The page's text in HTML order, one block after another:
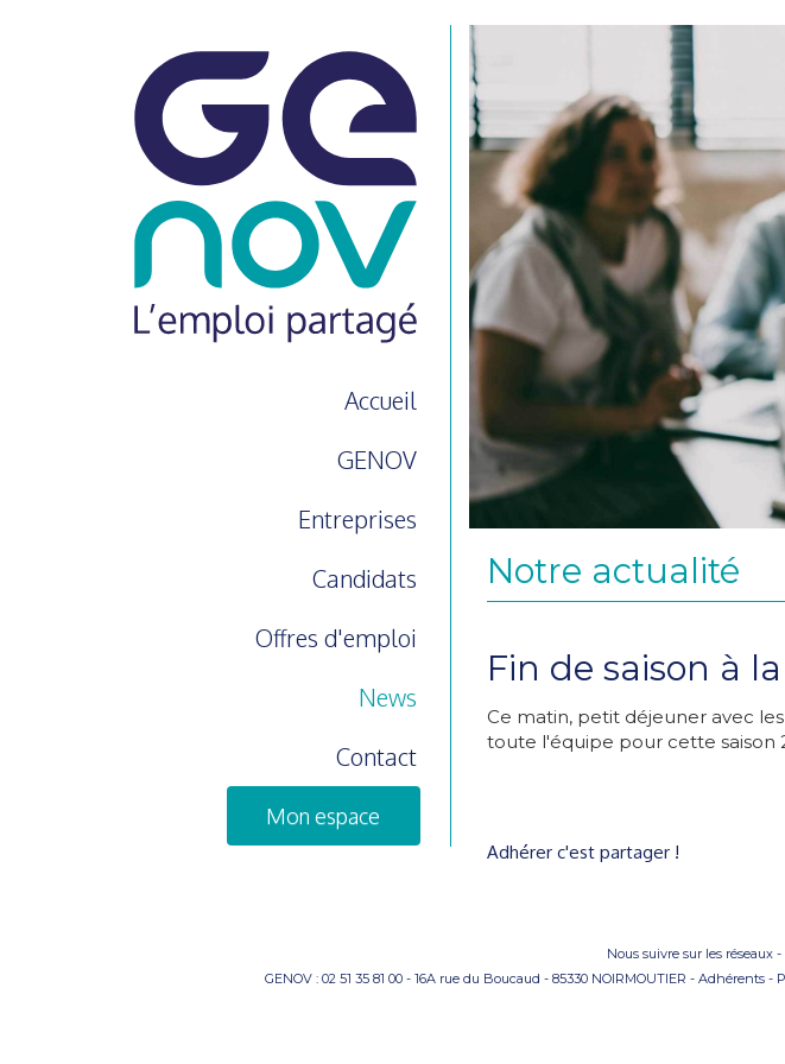
Accueil
GENOV
Entreprises
Candidats
Offres d'emploi
News
Contact
Mon espace
Notre actualité
Fin de saison à
Ce matin, petit déjeuner avec
toute l'équipe pour cette saison
Adhérer c'est partager !
Nous suivre sur les réseaux -
GENOV : 02 51 35 81 00 - 16A rue du Boucaud - 85330 NOIRMOUTIER - Adhérents-